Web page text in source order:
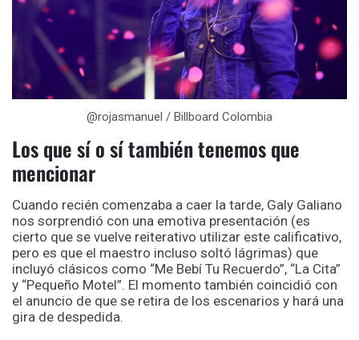
@rojasmanuel / Billboard Colombia
Los que sí o sí también tenemos que
mencionar
Cuando recién comenzaba a caer la tarde, Galy Galiano
nos sorprendió con una emotiva presentación (es
cierto que se vuelve reiterativo utilizar este calificativo,
pero es que el maestro incluso soltó lágrimas) que
incluyó clásicos como “Me Bebí Tu Recuerdo”, “La Cita”
y “Pequeño Motel”. El momento también coincidió con
el anuncio de que se retira de los escenarios y hará una
gira de despedida.